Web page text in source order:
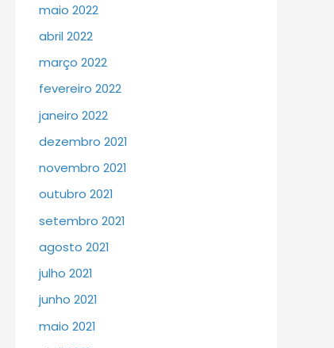
maio 2022
abril 2022
março 2022
fevereiro 2022
janeiro 2022
dezembro 2021
novembro 2021
outubro 2021
setembro 2021
agosto 2021
julho 2021
junho 2021
maio 2021